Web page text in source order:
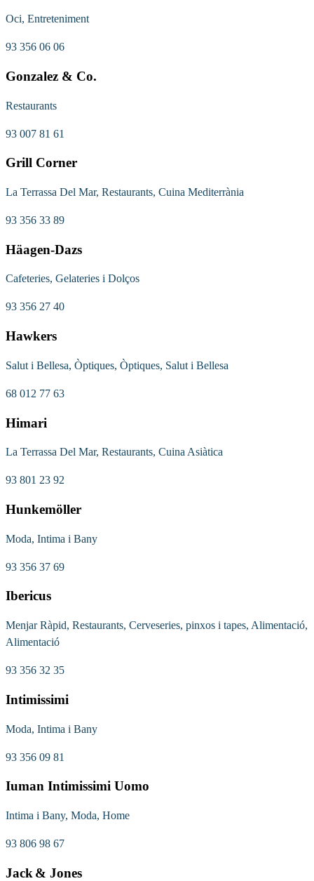
Oci, Entreteniment
93 356 06 06
Gonzalez & Co.
Restaurants
93 007 81 61
Grill Corner
La Terrassa Del Mar, Restaurants, Cuina Mediterrània
93 356 33 89
Häagen-Dazs
Cafeteries, Gelateries i Dolços
93 356 27 40
Hawkers
Salut i Bellesa, Òptiques, Òptiques, Salut i Bellesa
68 012 77 63
Himari
La Terrassa Del Mar, Restaurants, Cuina Asiàtica
93 801 23 92
Hunkemöller
Moda, Intima i Bany
93 356 37 69
Ibericus
Menjar Ràpid, Restaurants, Cerveseries, pinxos i tapes, Alimentació,
Alimentació
93 356 32 35
Intimissimi
Moda, Intima i Bany
93 356 09 81
Iuman Intimissimi Uomo
Intima i Bany, Moda, Home
93 806 98 67
Jack & Jones